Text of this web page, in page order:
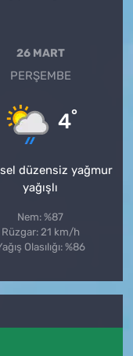
26 MART
PERŞEMBE
4°
düzensiz yağmur
yağışlı
Nem: %87
Rüzgar: 21 km/h
Olasılığı: %86